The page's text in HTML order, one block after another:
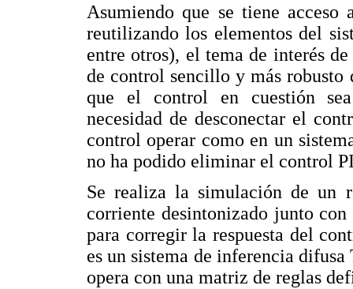
Asumiendo que se tiene
reutilizando los elementos del
entre otros), el tema de interés
de control sencillo y más robusto
que el control en cuestión
necesidad de desconectar el
control operar como en un
no ha podido eliminar el control
Se realiza la simulación de un
corriente desintonizado junto
para corregir la respuesta del
es un sistema de inferencia
opera con una matriz de reglas